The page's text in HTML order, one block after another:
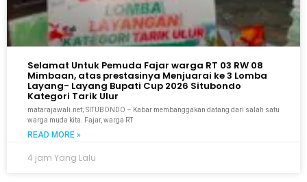
Selamat Untuk Pemuda Fajar warga RT 03 RW 08
Mimbaan, atas prestasinya Menjuarai ke 3 Lomba
Layang- Layang Bupati Cup 2026 Situbondo
Kategori Tarik Ulur
matarajawali.net; SITUBONDO – Kabar membanggakan datang dari salah satu
warga muda kita. Fajar, warga RT
READ MORE »
4 jam Yang Lalu